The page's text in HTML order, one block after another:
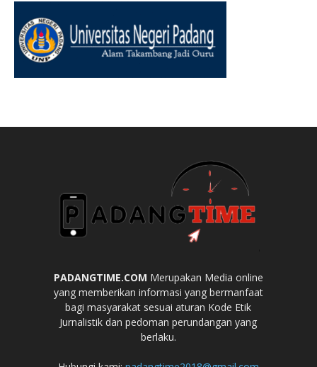
PADANGTIME.COM Merupakan Media online
yang memberikan informasi yang bermanfaat
bagi masyarakat sesuai aturan Kode Etik
Jurnalistik dan pedoman perundangan yang
berlaku.